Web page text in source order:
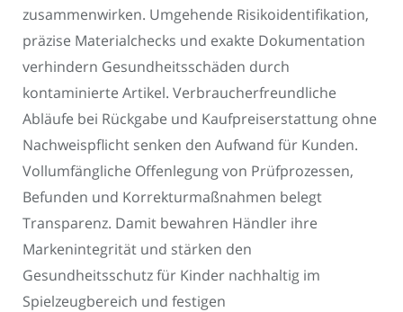
zusammenwirken. Umgehende Risikoidentifikation,
präzise Materialchecks und exakte Dokumentation
verhindern Gesundheitsschäden durch
kontaminierte Artikel. Verbraucherfreundliche
Abläufe bei Rückgabe und Kaufpreiserstattung ohne
Nachweispflicht senken den Aufwand für Kunden.
Vollumfängliche Offenlegung von Prüfprozessen,
Befunden und Korrekturmaßnahmen belegt
Transparenz. Damit bewahren Händler ihre
Markenintegrität und stärken den
Gesundheitsschutz für Kinder nachhaltig im
Spielzeugbereich und festigen